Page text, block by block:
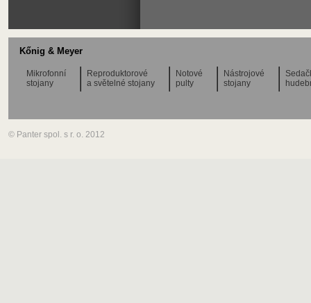
Kőnig & Meyer
Mikrofonní
stojany
Reproduktorové
a světelné stojany
Notové
pulty
Nástrojové
stojany
© Panter spol. s r. o. 2012